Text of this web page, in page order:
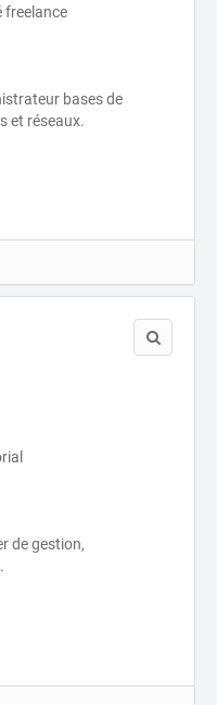
freelance
bases de
et réseaux.
de gestion,